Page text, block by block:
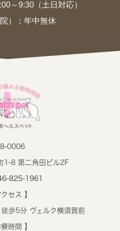
～9:30（土日対応）
）：年中無休
0006
1-8 第二角田ビル2F
825-1961
クセス 】
歩5分 ヴェルク横須賀前
療時間 】